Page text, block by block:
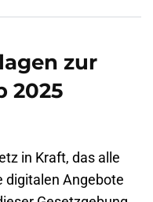
zur
2025
in Kraft, das alle
digitalen Angebote